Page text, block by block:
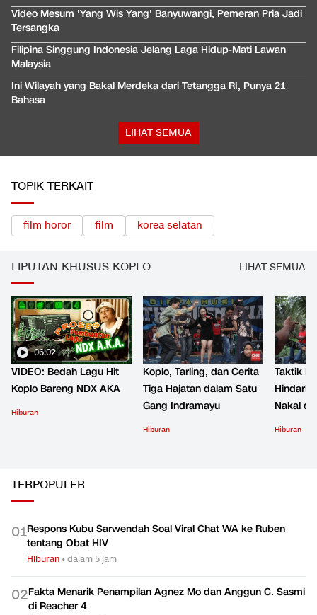
Video Mesum 'Yang Wis Yang' Banyuwangi, Pemeran Pria Jadi
Tersangka
Filipina Singgung Indonesia Jelang Laga Hidup-Mati Lawan
Malaysia
Ini Wilayah yang Bakal Merdeka dari Tetangga RI, Punya 21
Bahasa
LIHAT SEMUA
TOPIK TERKAIT
film horor film korea selatan
LIPUTAN KHUSUS KOPLO LIHAT SEMUA
06:02
VIDEO: Bedah Lagu Hit
Koplo Bareng NDX AKA
Hiburan
Koplo, Tarling, dan Cerita
Tiga Hajatan dalam Satu
Gang Indramayu
Hiburan
Taktik
Hindari
Nakal
Hiburan
TERPOPULER
01Respons Kubu Sarwendah Soal Viral Chat WA ke Ruben
tentang Obat HIV
Hiburan •dalam 5 jam
02Fakta Menarik Penampilan Agnez Mo dan Anggun C. Sasmi
di Reacher 4